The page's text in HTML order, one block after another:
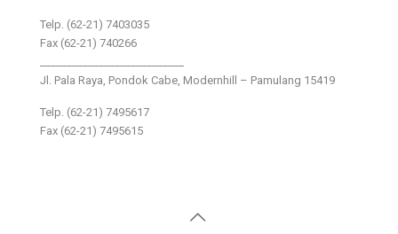
Telp. (62-21) 7403035
Fax (62-21) 740266
Jl. Pala Raya, Pondok Cabe, Modernhill – Pamulang 15419
Telp. (62-21) 7495617
Fax (62-21) 7495615